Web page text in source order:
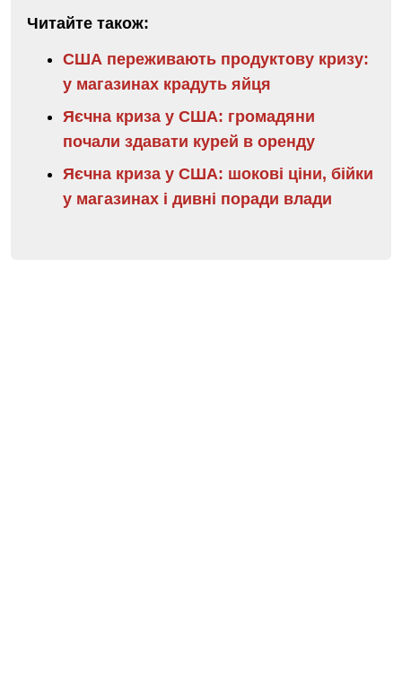
Читайте також:
США переживають продуктову кризу:
у магазинах крадуть яйця
Яєчна криза у США: громадяни
почали здавати курей в оренду
Яєчна криза у США: шокові ціни, бійки
у магазинах і дивні поради влади